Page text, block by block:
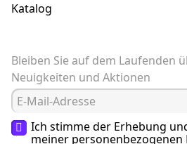
Katalog
Bleiben Sie auf dem Laufenden
Neuigkeiten und Aktionen
Ich stimme der Erhebung
meiner personenbezogenen